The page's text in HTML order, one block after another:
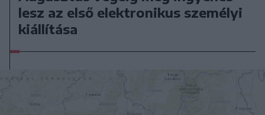
lesz az első elektronikus személyi
kiállítása